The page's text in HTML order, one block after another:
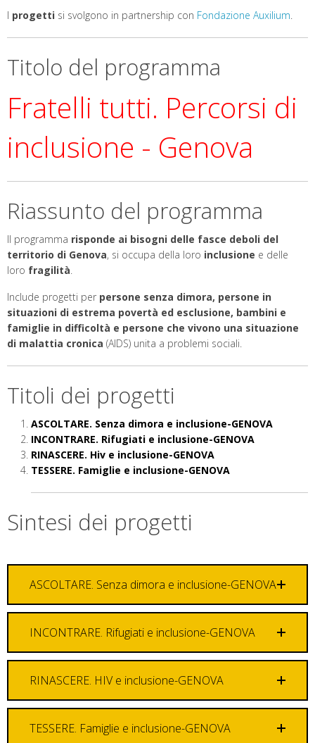
I progetti si svolgono in partnership con Fondazione Auxilium.
Titolo del programma
Fratelli tutti. Percorsi di
inclusione - Genova
Riassunto del programma
Il programma risponde ai bisogni delle fasce deboli del
territorio di Genova, si occupa della loro inclusione e delle
loro fragilità.
Include progetti per persone senza dimora, persone in
situazioni di estrema povertà ed esclusione, bambini e
famiglie in difficoltà e persone che vivono una situazione
di malattia cronica (AIDS) unita a problemi sociali.
Titoli dei progetti
ASCOLTARE. Senza dimora e inclusione-GENOVA
INCONTRARE. Rifugiati e inclusione-GENOVA
RINASCERE. Hiv e inclusione-GENOVA
TESSERE. Famiglie e inclusione-GENOVA
Sintesi dei progetti
ASCOLTARE. Senza dimora e inclusione-GENOVA
INCONTRARE. Rifugiati e inclusione-GENOVA
RINASCERE. HIV e inclusione-GENOVA
TESSERE. Famiglie e inclusione-GENOVA